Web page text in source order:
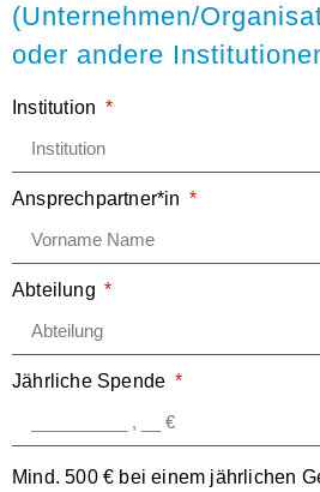
(Unternehmen/
oder andere
Institution
Ansprechpartner*in
Abteilung
Jährliche Spende
Mind. 500 € bei einem jährlichen